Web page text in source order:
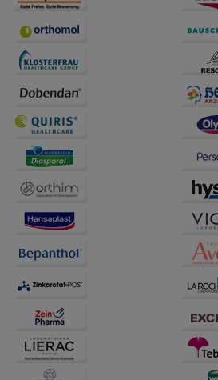
Statistik & Tracking:
Hierüber
unserer Website sammeln, mit
Website weiter für Sie optimieren
auf unserer Website aber auch
Drittseiten möglichst relevant für
Bitte beachten Sie, dass Daten
Dritte wie z.B. Google oder soziale